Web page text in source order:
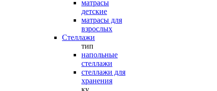
матрасы
детские
матрасы для
взрослых
Стеллажи
тип
напольные
стеллажи
стеллажи для
хранения
ку